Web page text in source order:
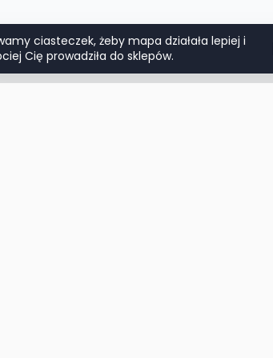
ciasteczek, żeby mapa działała lepiej i
Cię prowadziła do sklepów.